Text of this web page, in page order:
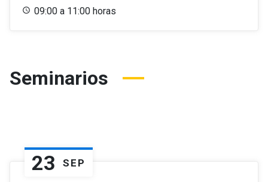
09:00 a 11:00 horas
Seminarios
23 SEP